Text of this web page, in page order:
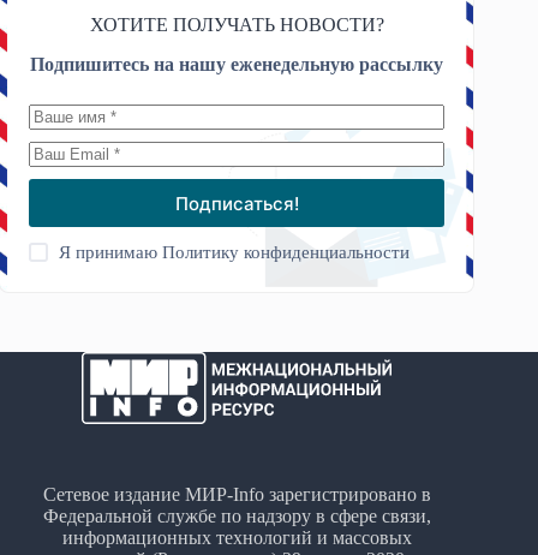
ХОТИТЕ ПОЛУЧАТЬ НОВОСТИ?
Подпишитесь на нашу еженедельную рассылку
Подписаться!
Я принимаюПолитику конфиденциальности
Сетевое издание МИР-Info зарегистрировано в
Федеральной службе по надзору в сфере связи,
информационных технологий и массовых